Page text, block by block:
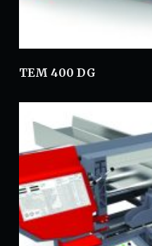
TEM 400 DG